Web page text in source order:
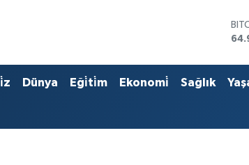
Dünya Eği̇ti̇m Ekonomi̇ Sağlık